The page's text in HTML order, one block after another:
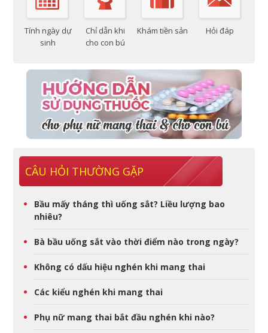
Tính ngày dự
sinh
Chỉ dẫn khi
cho con bú
Khám tiền sản Hỏi đáp
CÂU HỎI THƯỜNG GẶP
Bầu mấy tháng thì uống sắt? Liều lượng bao
nhiêu?
Bà bầu uống sắt vào thời điểm nào trong ngày?
Không có dấu hiệu nghén khi mang thai
Các kiểu nghén khi mang thai
Phụ nữ mang thai bắt đầu nghén khi nào?